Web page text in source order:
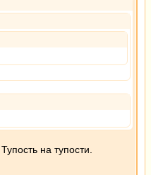
на тупости.